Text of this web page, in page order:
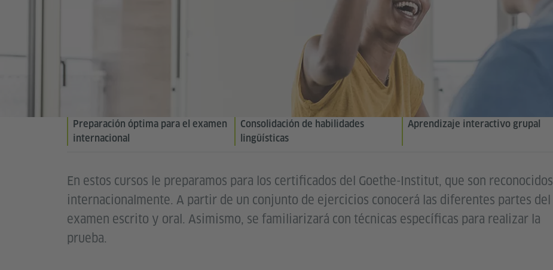
En estos cursos le preparamos para los certificados del Goethe-Institut, que son reconocidos
internacionalmente. A partir de un conjunto de ejercicios conocerá las diferentes partes del
examen escrito y oral. Asimismo, se familiarizará con técnicas específicas para realizar la
prueba.
Preparación óptima para el examen
internacional
Consolidación de habilidades
lingüísticas
Aprendizaje interactivo grupal